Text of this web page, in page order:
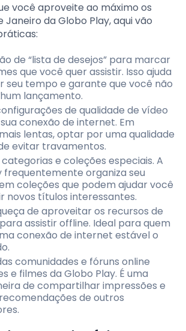
você aproveite ao máximo os
da Globo Play, aqui vão
de “lista de desejos” para marcar
que você quer assistir. Isso ajuda
seu tempo e garante que você não
lançamento.
de qualidade de vídeo
conexão de internet. Em
lentas, optar por uma qualidade
evitar travamentos.
e coleções especiais. A
frequentemente organiza seu
coleções que podem ajudar você
novos títulos interessantes.
de aproveitar os recursos de
assistir offline. Ideal para quem
conexão de internet estável o
comunidades e fóruns online
e filmes da Globo Play. É uma
de compartilhar impressões e
de outros